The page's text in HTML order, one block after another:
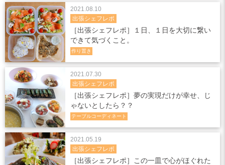
［出張シェフレポ］１日、１日を大切に繋い
できて気づくこと。
出張シェフレポ
2021.08.10
作り置き
［出張シェフレポ］夢の実現だけが幸せ、じ
ゃないとしたら？？
出張シェフレポ
2021.07.30
テーブルコーディネート
［出張シェフレポ］この一皿で心がほぐれた
出張シェフレポ
2021.05.19